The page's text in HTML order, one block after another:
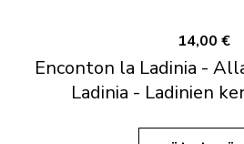
14,00 €
Enconton la Ladinia -
Ladinia - Ladinien